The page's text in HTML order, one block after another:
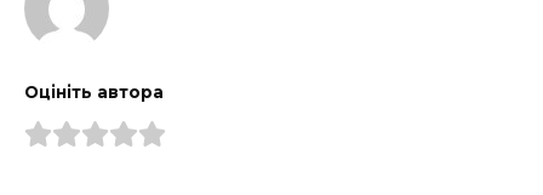
Оцініть автора